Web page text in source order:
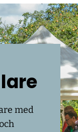
med